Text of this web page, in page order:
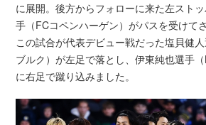
に展開。後方からフォローに来た左スト
手（FCコペンハーゲン）がパスを受けて
この試合が代表デビュー戦だった塩貝健
ブルク）が左足で落とし、伊東純也選手
に右足で蹴り込みました。